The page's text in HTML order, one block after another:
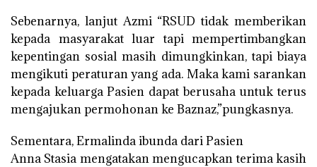
Sebenarnya, lanjut Azmi “RSUD tidak memberikan
kepada masyarakat luar tapi mempertimbangkan
kepentingan sosial masih dimungkinkan, tapi biaya
mengikuti peraturan yang ada. Maka kami sarankan
kepada keluarga Pasien dapat berusaha untuk terus
mengajukan permohonan ke Baznaz,”pungkasnya.
Sementara, Ermalinda ibunda dari Pasien
Anna Stasia mengatakan mengucapkan terima kasih